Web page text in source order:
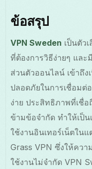
ข้อสรุป
VPN Sweden เป็นตัว
ที่ต้องการวิธีง่ายๆ แล
ส่วนตัวออนไลน์ เข้าถึ
ปลอดภัยในการเชื่อมต่
ง่าย ประสิทธิภาพที่เชื่
ข้ามข้อจำกัด ทำให้เป็
ใช้งานอินเทอร์เน็ตใน
Grass VPN ซึ่งให้คว
ใช้งานไม่จำกัด VPN